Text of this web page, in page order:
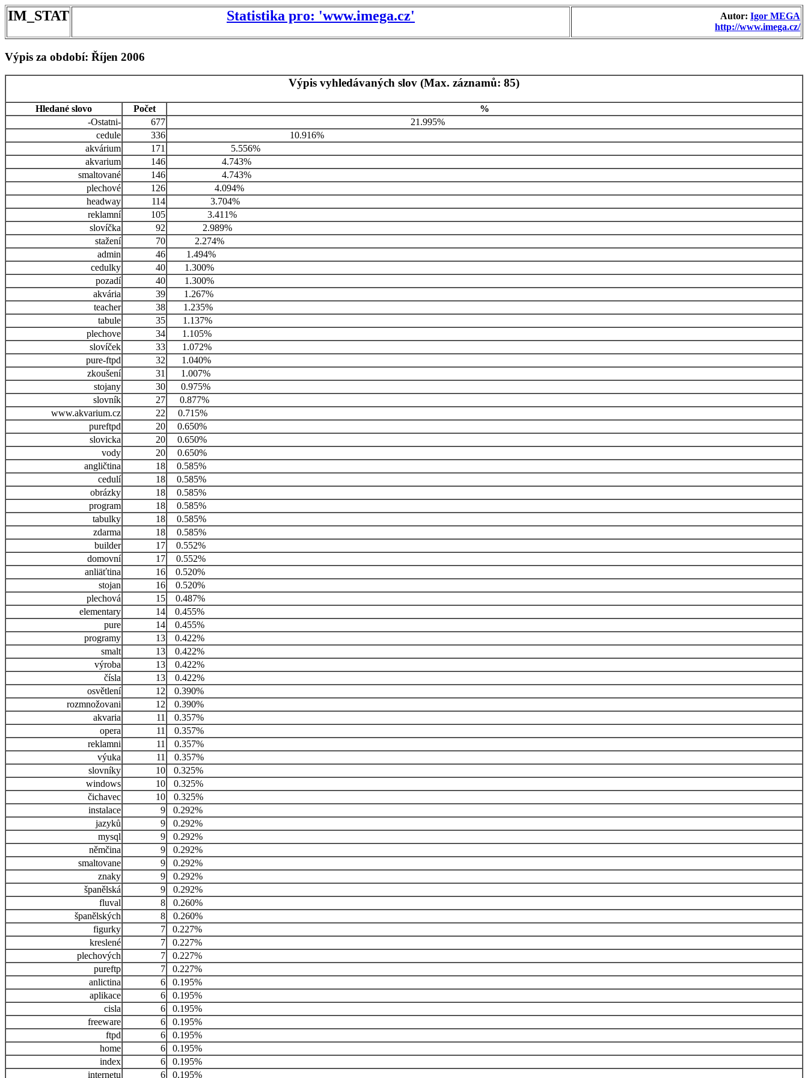
IM_STAT Statistika pro: 'www.imega.cz' Autor: Igor MEGA
http://www.imega.cz/
Výpis za období: Říjen 2006
Výpis vyhledávaných slov (Max. záznamů: 85)
Hledané slovo Počet
%
-Ostatni-
677
21.995%
cedule
336
10.916%
akvárium
171
5.556%
akvarium
146
4.743%
smaltované
146
4.743%
plechové
126
4.094%
headway
114
3.704%
reklamní
105
3.411%
slovíčka
92
2.989%
stažení
70
2.274%
admin
46
1.494%
cedulky
40
1.300%
pozadí
40
1.300%
akvária
39
1.267%
teacher
38
1.235%
tabule
35
1.137%
plechove
34
1.105%
slovíček
33
1.072%
pure-ftpd
32
1.040%
zkoušení
31
1.007%
stojany
30
0.975%
slovník
27
0.877%
www.akvarium.cz
22
0.715%
pureftpd
20
0.650%
slovicka
20
0.650%
vody
20
0.650%
angličtina
18
0.585%
cedulí
18
0.585%
obrázky
18
0.585%
program
18
0.585%
tabulky
18
0.585%
zdarma
18
0.585%
builder
17
0.552%
domovní
17
0.552%
anliäťtina
16
0.520%
stojan
16
0.520%
plechová
15
0.487%
elementary
14
0.455%
pure
14
0.455%
programy
13
0.422%
smalt
13
0.422%
výroba
13
0.422%
čísla
13
0.422%
osvětlení
12
0.390%
rozmnožovani
12
0.390%
akvaria
11
0.357%
opera
11
0.357%
reklamni
11
0.357%
výuka
11
0.357%
slovníky
10
0.325%
windows
10
0.325%
čichavec
10
0.325%
instalace
9
0.292%
jazyků
9
0.292%
mysql
9
0.292%
němčina
9
0.292%
smaltovane
9
0.292%
znaky
9
0.292%
španělská
9
0.292%
fluval
8
0.260%
španělských
8
0.260%
figurky
7
0.227%
kreslené
7
0.227%
plechových
7
0.227%
pureftp
7
0.227%
anlictina
6
0.195%
aplikace
6
0.195%
cisla
6
0.195%
freeware
6
0.195%
ftpd
6
0.195%
home
6
0.195%
index
6
0.195%
internetu
6 0.195%